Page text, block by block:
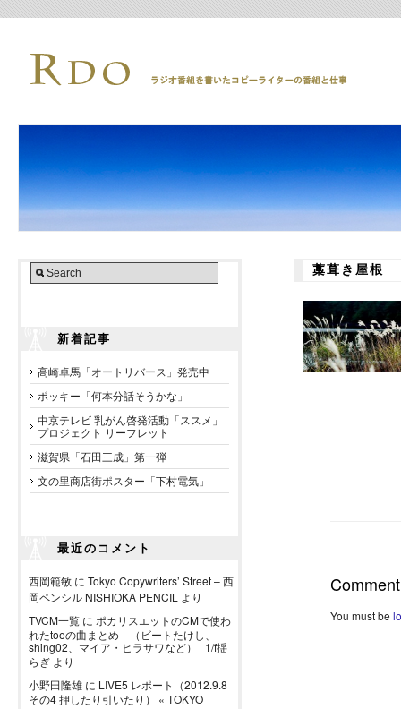
新着記事
高崎卓馬「オートリバース」発売中
ポッキー「何本分話そうかな」
中京テレビ 乳がん啓発活動「ススメ」
プロジェクト リーフレット
滋賀県「石田三成」第一弾
文の里商店街ポスター「下村電気」
最近のコメント
西岡範敏 に Tokyo Copywriters’ Street – 西
岡ペンシル NISHIOKA PENCIL より
TVCM一覧 に ポカリスエットのCMで使わ
れたtoeの曲まとめ （ビートたけし、
shing02、マイア・ヒラサワなど） | 1/f揺
らぎ より
小野田隆雄 に LIVE5 レポート（2012.9.8
その4 押したり引いたり） « TOKYO
藁葺き屋根
Comment
You must be